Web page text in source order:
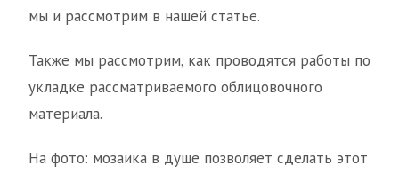
мы и рассмотрим в нашей статье.
Также мы рассмотрим, как проводятся работы по
укладке рассматриваемого облицовочного
материала.
На фото: мозаика в душе позволяет сделать этот